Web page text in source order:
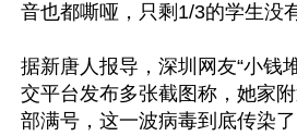
音也都嘶哑，只剩1/3的学生没
据新唐人报导，深圳网友“小钱
交平台发布多张截图称，她家
部满号，这一波病毒到底传染